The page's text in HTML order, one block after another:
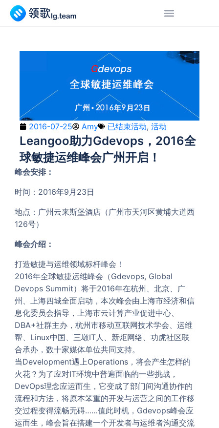
2016-07-25 Amy 已结束活动, 活动
Leangoo助力Gdevops，2016全
球敏捷运维峰会广州开启！
峰会安排：
时间：2016年9月23日
地点：广州云来斯堡酒店（广州市天河区黄埔大道西
126号）
峰会介绍：
打造敏捷与运维领域标杆峰会！
2016年全球敏捷运维峰会（Gdevops, Global
Devops Summit）将于2016年在杭州、北京、广
州、上海四城全面启动，本次峰会由上海市经济和信
息化委员会指导，上海市云计算产业促进中心、
DBA+社群主办，杭州市移动互联网技术学会、运维
帮、Linux中国、三墩IT人、新炬网络、功虎社区联
合承办，数十家媒体单位共同支持。
当Development遇上Operations，将会产生怎样的
火花？为了应对IT环境中普遍面临的一些挑战，
DevOps理念应运而生，它变成了部门间沟通协作的
流程和方法，将原本笨重的开发与运营之间的工作移
交过程变得流畅无碍……值此时机，Gdevops峰会应
运而生，峰会旨在搭建一个开发者与运维者沟通交流